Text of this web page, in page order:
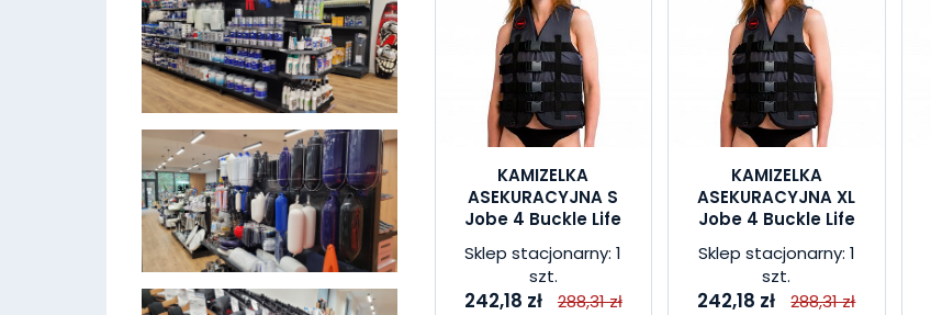
KAMIZELKA
ASEKURACYJNA S
Jobe 4 Buckle Life
Sklep stacjonarny: 1
szt.
242,18 zł 288,31 zł
KAMIZELKA
ASEKURACYJNA XL
Jobe 4 Buckle Life
Sklep stacjonarny: 1
szt.
242,18 zł 288,31 zł